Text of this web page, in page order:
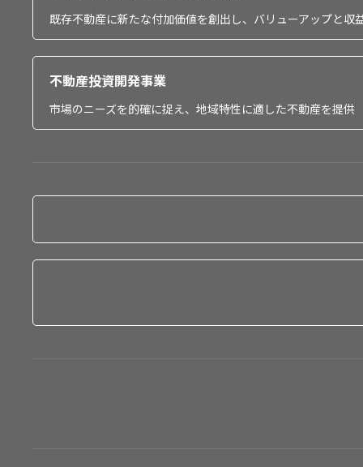
既存不動産に新たな付加価値を創出し、バリューアップと収
不動産投資開発事業
市場のニーズを的確に捉え、地域特性に適した不動産を提供